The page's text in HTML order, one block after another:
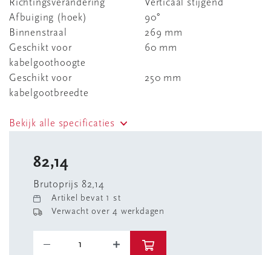
Richtingsverandering
Verticaal stijgend
Afbuiging (hoek)
90°
Binnenstraal
269 mm
Geschikt voor
kabelgoothoogte
60 mm
Geschikt voor
kabelgootbreedte
250 mm
Bekijk alle specificaties
82,14
Brutoprijs 82,14
Artikel bevat 1 st
Verwacht over 4 werkdagen